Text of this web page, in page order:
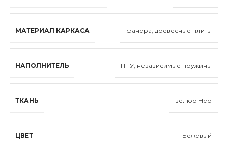
МАТЕРИАЛ КАРКАСА фанера, древесные плиты
НАПОЛНИТЕЛЬ ППУ, независимые пружины
ТКАНЬ велюр Нео
ЦВЕТ Бежевый